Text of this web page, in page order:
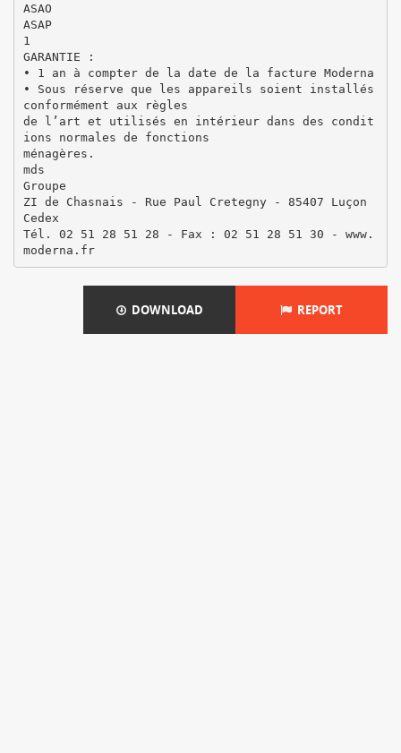
ASAO
ASAP
1
GARANTIE :
• 1 an à compter de la date de la facture Moderna
• Sous réserve que les appareils soient installés
conformément aux règles
de l’art et utilisés en intérieur dans des condit
ions normales de fonctions
ménagères.
mds
Groupe
ZI de Chasnais - Rue Paul Cretegny - 85407 Luçon
Cedex
Tél. 02 51 28 51 28 - Fax : 02 51 28 51 30 - www.
moderna.fr
DOWNLOAD REPORT